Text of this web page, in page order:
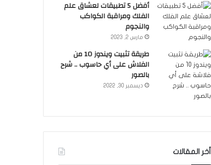
أفضل 5 تطبيقات لعشاق علم
الفلك ومراقبة الكواكب
والنجوم
مارس 2, 2023
طريقة تثبيت ويندوز 10 من
الفلاش على أي حاسوب .. شرح
بالصور
ديسمبر 30, 2022
أخر المقالات